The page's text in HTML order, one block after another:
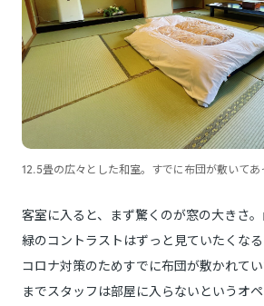
12.5畳の広々とした和室。すでに布団が敷いてあ
客室に入ると、まず驚くのが窓の大きさ。
緑のコントラストはずっと見ていたくなる
コロナ対策のためすでに布団が敷かれて
までスタッフは部屋に入らないというオ